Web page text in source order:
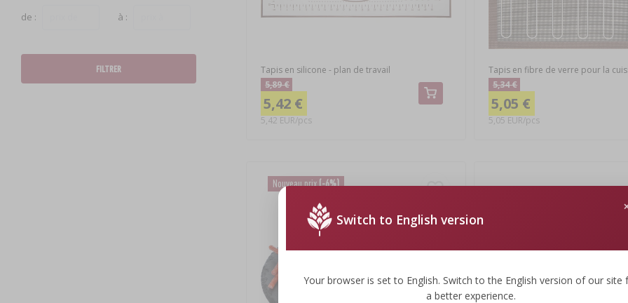
de : à :
FILTRER
Tapis en silicone - plan de travail
5,89 €
5,42 €
5,42 EUR/pcs
Tapis en fibre de verre pour la
5,34 €
5,05 €
5,05 EUR/pcs
Nouveau prix(-6%)
Switch to English version
Your browser is set to English. Switch to the English version of our site
a better experience.